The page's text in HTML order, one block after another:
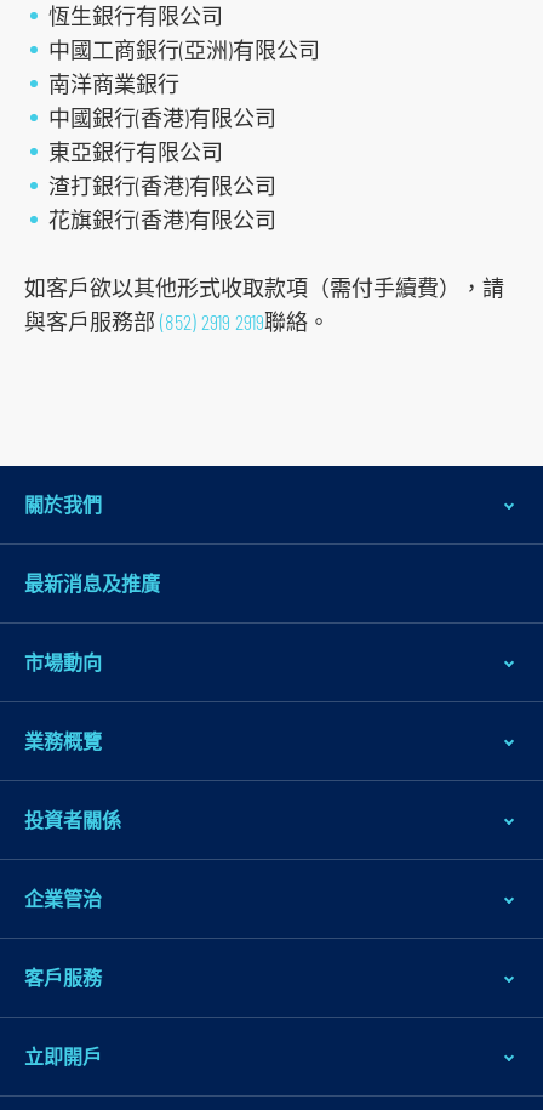
到
要
頁
恆生銀行有限公司
中國工商銀行(亞洲)有限公司
南洋商業銀行
中國銀行(香港)有限公司
東亞銀行有限公司
渣打銀行(香港)有限公司
花旗銀行(香港)有限公司
如客戶欲以其他形式收取款項（需付手續費），請
與客戶服務部 (852) 2919 2919聯絡。
關於我們
最新消息及推廣
市場動向
業務概覽
投資者關係
企業管治
客戶服務
立即開戶